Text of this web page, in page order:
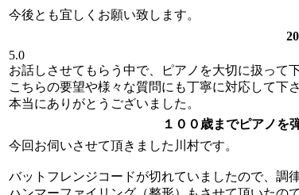
今後とも宜しくお願い致します。
5.0
お話しさせてもらう中で、ピアノを大切に扱って
こちらの要望や様々な質問にも丁寧に対応して下
本当にありがとうございました。
１００歳までピアノを
今回お伺いさせて頂きました川村です。
バットフレンジコードが切れていましたので、調